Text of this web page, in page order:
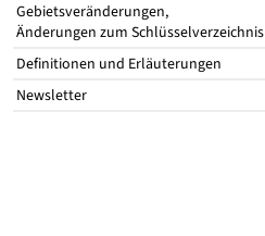
Gebietsveränderungen,
Änderungen zum Schlüsselverzeichnis
Definitionen und Erläuterungen
Newsletter